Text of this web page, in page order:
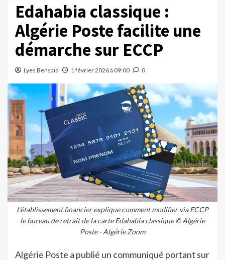
Edahabia classique :
Algérie Poste facilite une
démarche sur ECCP
Lyes Bensaïd 1 février 2026 à 09:00 0
L'établissement financier explique comment modifier via ECCP
le bureau de retrait de la carte Edahabia classique © Algérie
Poste - Algérie Zoom
Algérie Poste a publié un communiqué portant sur